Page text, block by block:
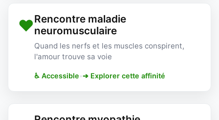
❤️Rencontre maladie
neuromusculaire
Quand les nerfs et les muscles conspirent,
l'amour trouve sa voie
♿ Accessible•➔ Explorer cette affinité